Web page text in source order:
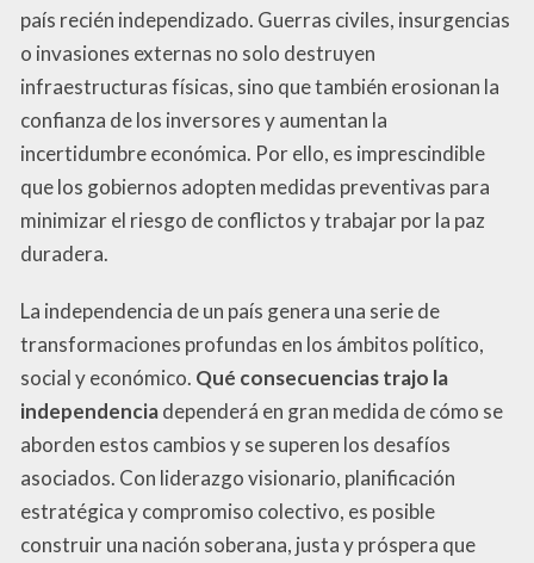
país recién independizado. Guerras civiles, insurgencias
o invasiones externas no solo destruyen
infraestructuras físicas, sino que también erosionan la
confianza de los inversores y aumentan la
incertidumbre económica. Por ello, es imprescindible
que los gobiernos adopten medidas preventivas para
minimizar el riesgo de conflictos y trabajar por la paz
duradera.
La independencia de un país genera una serie de
transformaciones profundas en los ámbitos político,
social y económico. Qué consecuencias trajo la
independenciadependerá en gran medida de cómo se
aborden estos cambios y se superen los desafíos
asociados. Con liderazgo visionario, planificación
estratégica y compromiso colectivo, es posible
construir una nación soberana, justa y próspera que